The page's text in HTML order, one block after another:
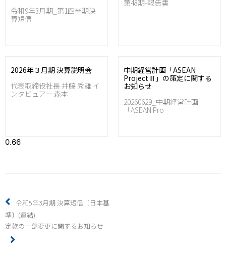
令和9年3月期_第1四半期決
算短信
第48期-報告書
2026年３月期 決算説明会
代表取締役社長 井藤 秀雄 イ
ンタビュアー 森本
中期経営計画「ASEAN
ProjectⅢ」の策定に関する
お知らせ
20260629_中期経営計画
「ASEAN Pro
令和5年3月期 決算短信〔日本基
準〕(連結)
定款の一部変更に関するお知らせ